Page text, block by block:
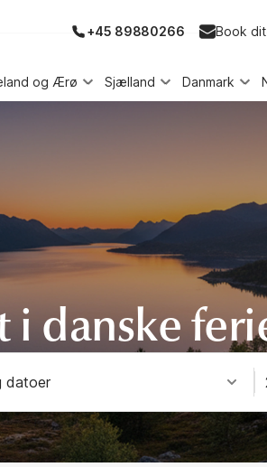
+45 89880266 Book
og Ærø Sjælland Danmark
danske
datoer